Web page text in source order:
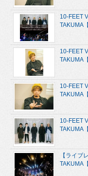
10-FEET
TAKUMA
10-FEET
TAKUMA
10-FEET
TAKUMA
10-FEET
TAKUMA
【ライブ
TAKUMA